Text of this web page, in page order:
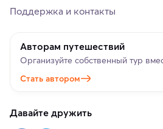
Поддержка и контакты
Авторам путешествий
Организуйте собственный тур
Стать автором
Давайте дружить